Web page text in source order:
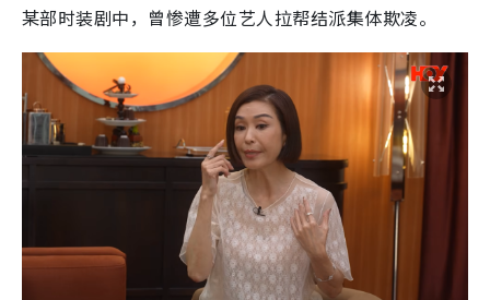
某部时装剧中，曾惨遭多位艺人拉帮结派集体欺凌。